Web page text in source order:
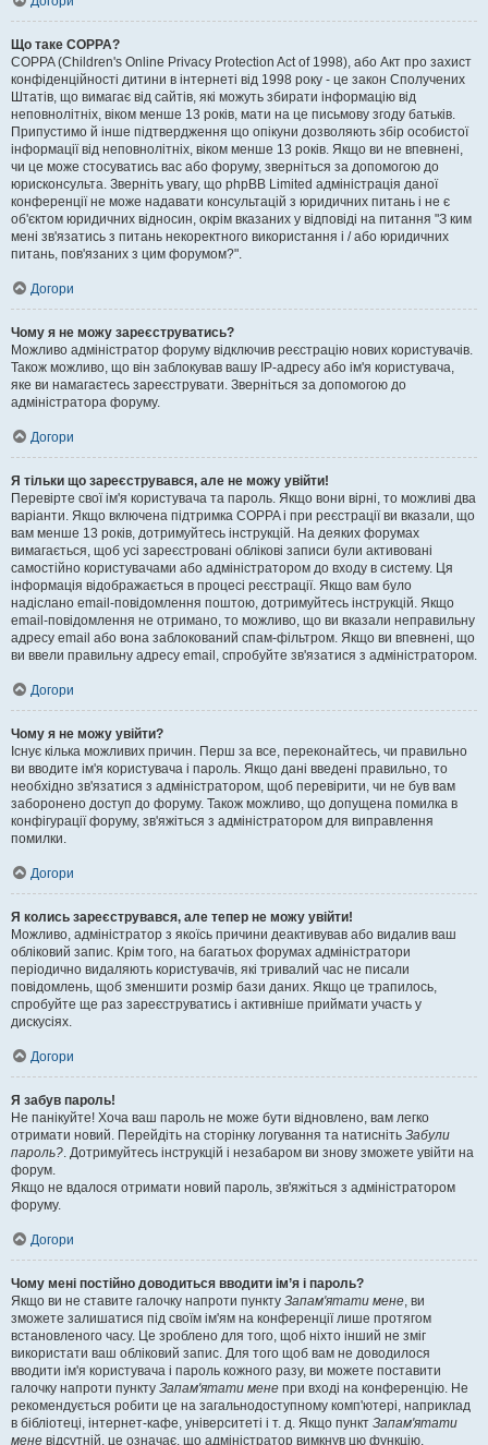
Що таке COPPA?
COPPA (Children's Online Privacy Protection Act of 1998), або Акт про захист
конфіденційності дитини в інтернеті від 1998 року - це закон Сполучених
Штатів, що вимагає від сайтів, які можуть збирати інформацію від
неповнолітніх, віком менше 13 років, мати на це письмову згоду батьків.
Припустимо й інше підтвердження що опікуни дозволяють збір особистої
інформації від неповнолітніх, віком менше 13 років. Якщо ви не впевнені,
чи це може стосуватись вас або форуму, зверніться за допомогою до
юрисконсульта. Зверніть увагу, що phpBB Limited адміністрація даної
конференції не може надавати консультацій з юридичних питань і не є
об'єктом юридичних відносин, окрім вказаних у відповіді на питання "З ким
мені зв'язатись з питань некоректного використання і / або юридичних
питань, пов'язаних з цим форумом?".
Догори
Чому я не можу зареєструватись?
Можливо адміністратор форуму відключив реєстрацію нових користувачів.
Також можливо, що він заблокував вашу IP-адресу або ім'я користувача,
яке ви намагаєтесь зареєструвати. Зверніться за допомогою до
адміністратора форуму.
Догори
Я тільки що зареєструвався, але не можу увійти!
Перевірте свої ім'я користувача та пароль. Якщо вони вірні, то можливі два
варіанти. Якщо включена підтримка COPPA і при реєстрації ви вказали, що
вам менше 13 років, дотримуйтесь інструкцій. На деяких форумах
вимагається, щоб усі зареєстровані облікові записи були активовані
самостійно користувачами або адміністратором до входу в систему. Ця
інформація відображається в процесі реєстрації. Якщо вам було
надіслано email-повідомлення поштою, дотримуйтесь інструкцій. Якщо
email-повідомлення не отримано, то можливо, що ви вказали неправильну
адресу email або вона заблокований спам-фільтром. Якщо ви впевнені, що
ви ввели правильну адресу email, спробуйте зв'язатися з адміністратором.
Догори
Чому я не можу увійти?
Існує кілька можливих причин. Перш за все, переконайтесь, чи правильно
ви вводите ім'я користувача і пароль. Якщо дані введені правильно, то
необхідно зв'язатися з адміністратором, щоб перевірити, чи не був вам
заборонено доступ до форуму. Також можливо, що допущена помилка в
конфігурації форуму, зв'яжіться з адміністратором для виправлення
помилки.
Догори
Я колись зареєструвався, але тепер не можу увійти!
Можливо, адміністратор з якоїсь причини деактивував або видалив ваш
обліковий запис. Крім того, на багатьох форумах адміністратори
періодично видаляють користувачів, які тривалий час не писали
повідомлень, щоб зменшити розмір бази даних. Якщо це трапилось,
спробуйте ще раз зареєструватись і активніше приймати участь у
дискусіях.
Догори
Я забув пароль!
Не панікуйте! Хоча ваш пароль не може бути відновлено, вам легко
отримати новий. Перейдіть на сторінку логування та натисніть Забули
пароль?. Дотримуйтесь інструкцій і незабаром ви знову зможете увійти на
форум.
Якщо не вдалося отримати новий пароль, зв'яжіться з адміністратором
форуму.
Догори
Чому мені постійно доводиться вводити ім’я і пароль?
Якщо ви не ставите галочку напроти пункту Запам'ятати мене, ви
зможете залишатися під своїм ім'ям на конференції лише протягом
встановленого часу. Це зроблено для того, щоб ніхто інший не зміг
використати ваш обліковий запис. Для того щоб вам не доводилося
вводити ім'я користувача і пароль кожного разу, ви можете поставити
галочку напроти пункту Запам'ятати мене при вході на конференцію. Не
рекомендується робити це на загальнодоступному комп'ютері, наприклад
в бібліотеці, інтернет-кафе, університеті і т. д. Якщо пункт Запам'ятати
мене відсутній, це означає, що адміністратор вимкнув цю функцію.